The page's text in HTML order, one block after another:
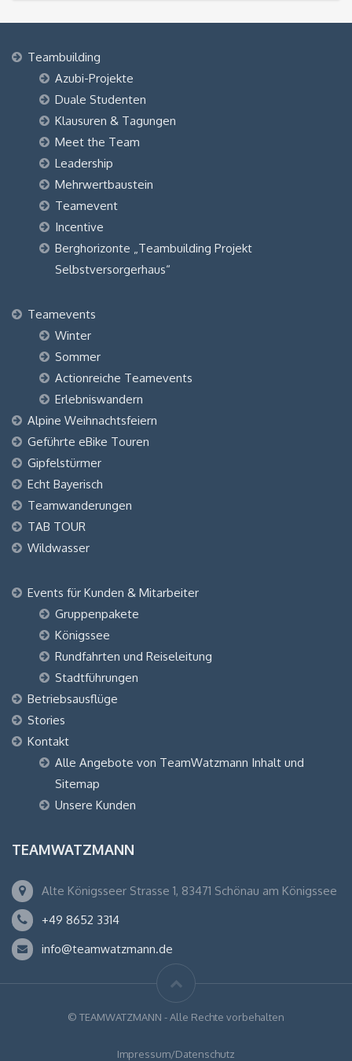
Teambuilding
Azubi-Projekte
Duale Studenten
Klausuren & Tagungen
Meet the Team
Leadership
Mehrwertbaustein
Teamevent
Incentive
Berghorizonte „Teambuilding Projekt
Selbstversorgerhaus“
Teamevents
Winter
Sommer
Actionreiche Teamevents
Erlebniswandern
Alpine Weihnachtsfeiern
Geführte eBike Touren
Gipfelstürmer
Echt Bayerisch
Teamwanderungen
TAB TOUR
Wildwasser
Events für Kunden & Mitarbeiter
Gruppenpakete
Königssee
Rundfahrten und Reiseleitung
Stadtführungen
Betriebsausflüge
Stories
Kontakt
Alle Angebote von TeamWatzmann Inhalt und
Sitemap
Unsere Kunden
TEAMWATZMANN
Alte Königsseer Strasse 1, 83471 Schönau am Königssee
+49 8652 3314
info@teamwatzmann.de
© TEAMWATZMANN - Alle Rechte vorbehalten
Impressum/Datenschutz